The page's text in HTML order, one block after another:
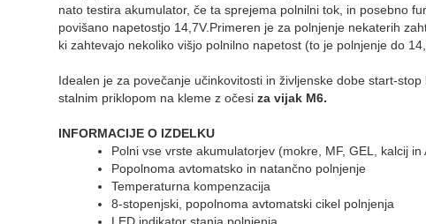
nato testira akumulator, če ta sprejema polnilni tok, in posebno
povišano napetostjo 14,7V.Primeren je za polnjenje nekaterih
ki zahtevajo nekoliko višjo polnilno napetost (to je polnjenje do
Idealen je za povečanje učinkovitosti in življenske dobe start-
stalnim priklopom na kleme z očesi za vijak M6.
INFORMACIJE O IZDELKU
Polni vse vrste akumulatorjev (mokre, MF, GEL kalcij in
Popolnoma avtomatsko in natančno polnjenje
Temperaturna kompenzacija
8-stopenjski popolnoma avtomatski cikel polnjenja